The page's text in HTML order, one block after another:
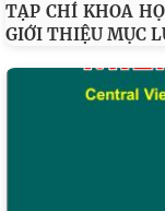
TẠP CHÍ KHOA
GIỚI THIỆU MỤC